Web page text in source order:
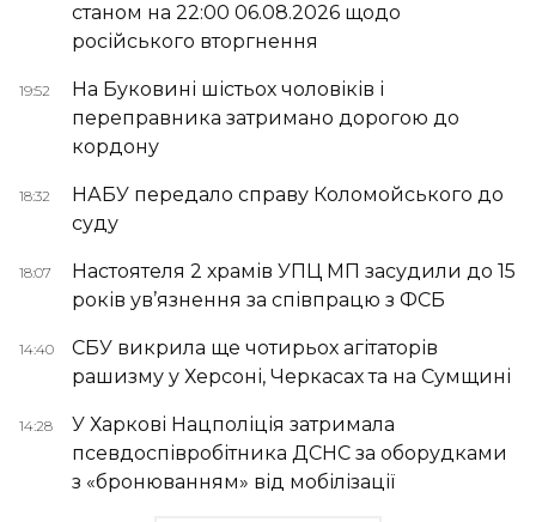
станом на 22:00 06.08.2026 щодо
російського вторгнення
19:52
На Буковині шістьох чоловіків і
переправника затримано дорогою до
кордону
18:32
НАБУ передало справу Коломойського до
суду
18:07
Настоятеля 2 храмів УПЦ МП засудили до 15
років ув’язнення за співпрацю з ФСБ
14:40
СБУ викрила ще чотирьох агітаторів
рашизму у Херсоні, Черкасах та на Сумщині
14:28
У Харкові Нацполіція затримала
псевдоспівробітника ДСНС за оборудками
з «бронюванням» від мобілізації